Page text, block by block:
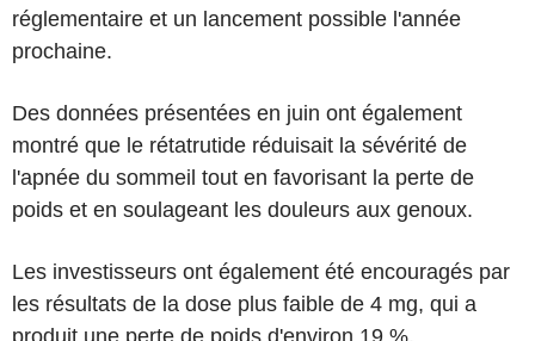
réglementaire et un lancement possible l'année
prochaine.
Des données présentées en juin ont également
montré que le rétatrutide réduisait la sévérité de
l'apnée du sommeil tout en favorisant la perte de
poids et en soulageant les douleurs aux genoux.
Les investisseurs ont également été encouragés par
les résultats de la dose plus faible de 4 mg, qui a
produit une perte de poids d'environ 19 %,